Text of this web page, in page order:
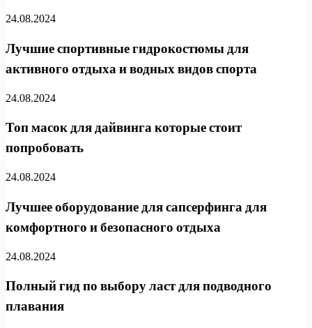
24.08.2024
Лучшие спортивные гидрокостюмы для
активного отдыха и водных видов спорта
24.08.2024
Топ масок для дайвинга которые стоит
попробовать
24.08.2024
Лучшее оборудование для сапсерфинга для
комфортного и безопасного отдыха
24.08.2024
Полный гид по выбору ласт для подводного
плавания